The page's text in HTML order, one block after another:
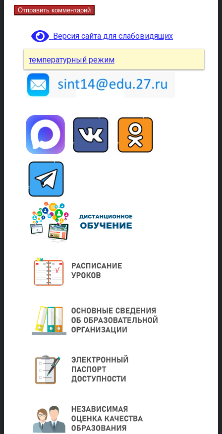
Версия сайта для слабовидящих
температурный режим